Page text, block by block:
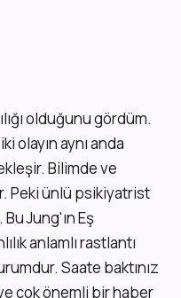
olduğunu gördüm.
olayın aynı anda
Bilimde ve
Peki ünlü psikiyatrist
Jung'ın Eş
anlamlı rastlantı
Saate baktınız
çok önemli bir haber